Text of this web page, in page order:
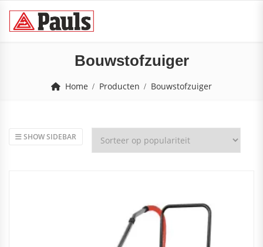
Bouwstofzuiger
Home Producten Bouwstofzuiger
SHOW SIDEBAR